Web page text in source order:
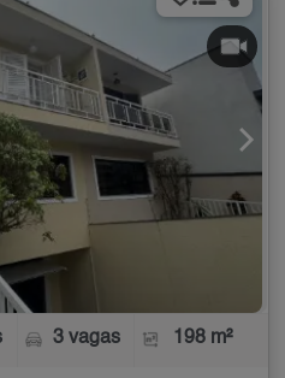
3 vagas 198 m²